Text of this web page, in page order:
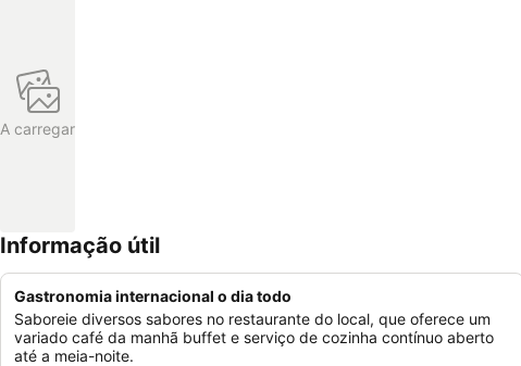
A carregar
Informação útil
Gastronomia internacional o dia todo
Saboreie diversos sabores no restaurante do local, que oferece um
variado café da manhã buffet e serviço de cozinha contínuo aberto
até a meia-noite.